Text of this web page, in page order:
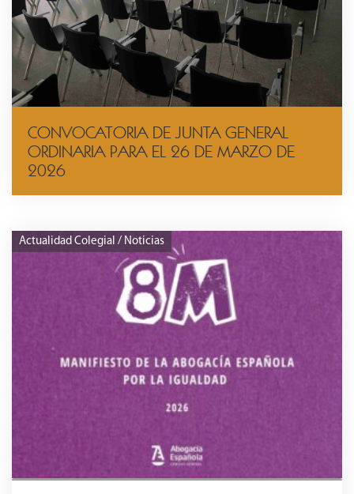
CONVOCATORIA DE JUNTA GENERAL
ORDINARIA PARA EL 26 DE MARZO DE
2026
Actualidad Colegial / Noticias